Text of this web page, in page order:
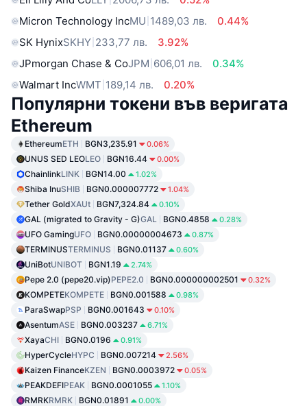
Micron Technology IncMU 1489,03 лв.
0.44%
SK HynixSKHY 233,77 лв.
3.92%
JPmorgan Chase & CoJPM 606,01 лв.
0.34%
Walmart IncWMT 189,14 лв. 0.20%
Популярни токени във веригата
Ethereum
EthereumETH BGN3,235.91 0.06%
UNUS SED LEOLEO BGN16.44 0.00%
ChainlinkLINK BGN14.00 1.02%
Shiba InuSHIB BGN0.000007772 1.04%
Tether GoldXAUt BGN7,324.84 0.10%
GAL (migrated to Gravity - G)GAL BGN0.4858 0.28%
UFO GamingUFO BGN0.00000004673 0.87%
TERMINUSTERMINUS BGN0.01137 0.60%
UniBotUNIBOT BGN1.19 2.74%
Pepe 2.0 (pepe20.vip)PEPE2.0 BGN0.000000002501 0.32%
KOMPETEKOMPETE BGN0.001588 0.98%
ParaSwapPSP BGN0.001643 0.10%
AsentumASE BGN0.003237 6.71%
XayaCHI BGN0.0196 0.91%
HyperCycleHYPC BGN0.007214 2.56%
Kaizen FinanceKZEN BGN0.0003972 0.05%
PEAKDEFIPEAK BGN0.0001055 1.10%
RMRKRMRK BGN0.01891 0.00%